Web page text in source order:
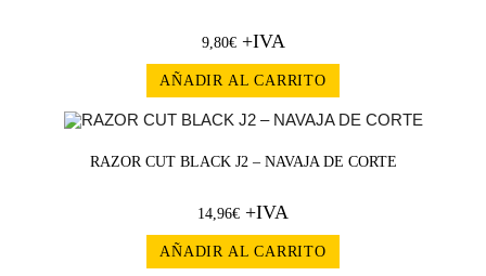
9,80€+IVA
AÑADIR AL CARRITO
RAZOR CUT BLACK J2 – NAVAJA DE CORTE
14,96€ +IVA
AÑADIR AL CARRITO